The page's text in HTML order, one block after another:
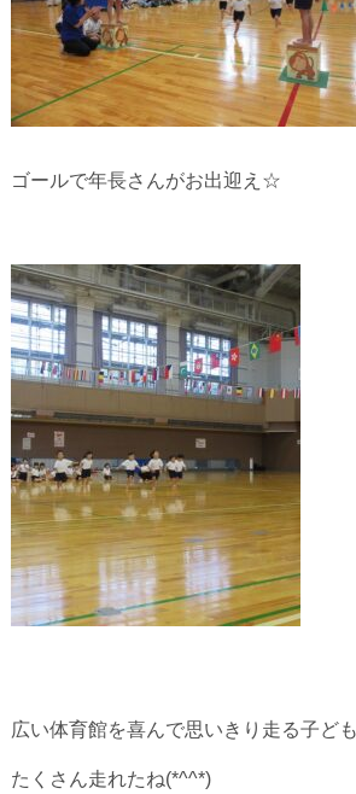
ゴールで年長さんがお出迎え☆
広い体育館を喜んで思いきり走る子ど
たくさん走れたね(*^^*)